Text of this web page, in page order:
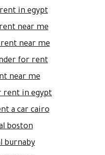
in egypt
near me
near me\
for rent
near me
rent in egypt
a car cairo
boston
burnaby